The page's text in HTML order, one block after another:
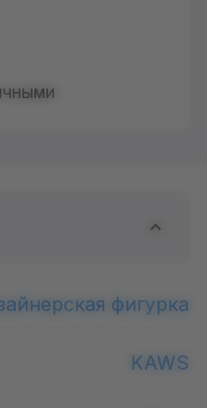
фигурка
KAWS